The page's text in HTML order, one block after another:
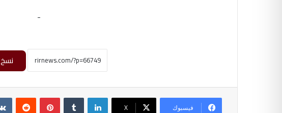
-
نسخ
فيسبوك ‫X
لينكدإن بينتيريست